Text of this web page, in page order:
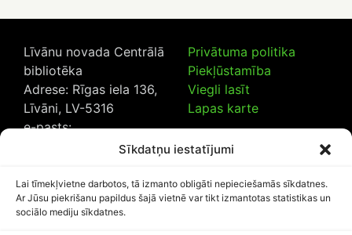
Sīkdatņu iestatījumi
Lai tīmekļvietne darbotos, tā izmanto obligāti nepieciešamās sīkdatnes.
Ar Jūsu piekrišanu papildus šajā vietnē var tikt izmantotas statistikas un
sociālo mediju sīkdatnes.
Līvānu novada Centrālā
bibliotēka
Adrese: Rīgas iela 136,
Līvāni, LV-5316
e-pasts:
20230925
Privātuma politika
Piekļūstamība
Viegli lasīt
Lapas karte